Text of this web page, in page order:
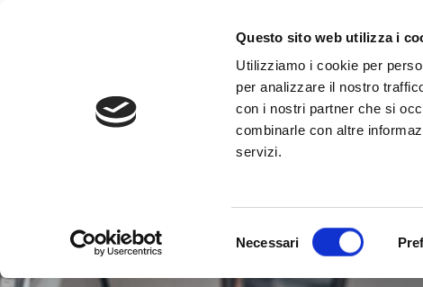
Questo sito web utilizza i
Utilizziamo i cookie per
per analizzare il nostro
con i nostri partner che si
combinarle con altre
servizi.
del
Necessari